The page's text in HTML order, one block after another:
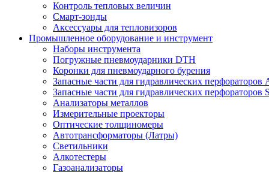
Контроль тепловых величин
Смарт-зонды
Аксессуары для тепловизоров
Промышленное оборудование и инструмент
Наборы инструмента
Погружные пневмоударники DTH
Коронки для пневмоударного бурения
Запасные части для гидравлических перфораторов
Запасные части для гидравлических перфораторов
Анализаторы металлов
Измерительные проекторы
Оптические толщиномеры
Автотрансформаторы (Латры)
Светильники
Алкотестеры
Газоанализаторы